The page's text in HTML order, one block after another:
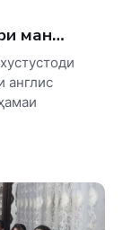
ман…
англис